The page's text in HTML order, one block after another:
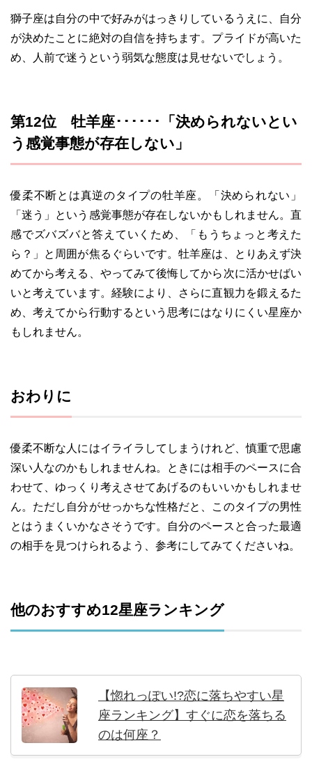
獅子座は自分の中で好みがはっきりしているうえに、自分
が決めたことに絶対の自信を持ちます。プライドが高いた
め、人前で迷うという弱気な態度は見せないでしょう。
第12位 牡羊座･･････「決められないとい
う感覚事態が存在しない」
優柔不断とは真逆のタイプの牡羊座。「決められない」
「迷う」という感覚事態が存在しないかもしれません。直
感でズバズバと答えていくため、「もうちょっと考えた
ら？」と周囲が焦るぐらいです。牡羊座は、とりあえず決
めてから考える、やってみて後悔してから次に活かせばい
いと考えています。経験により、さらに直観力を鍛えるた
め、考えてから行動するという思考にはなりにくい星座か
もしれません。
おわりに
優柔不断な人にはイライラしてしまうけれど、慎重で思慮
深い人なのかもしれませんね。ときには相手のペースに合
わせて、ゆっくり考えさせてあげるのもいいかもしれませ
ん。ただし自分がせっかちな性格だと、このタイプの男性
とはうまくいかなさそうです。自分のペースと合った最適
の相手を見つけられるよう、参考にしてみてくださいね。
他のおすすめ12星座ランキング
【惚れっぽい!?恋に落ちやすい星
座ランキング】すぐに恋を落ちる
のは何座？